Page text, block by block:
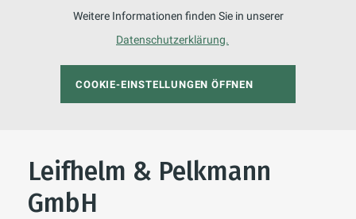
Weitere Informationen finden Sie in unserer
Datenschutzerklärung.
COOKIE-EINSTELLUNGEN ÖFFNEN
Leifhelm & Pelkmann
GmbH